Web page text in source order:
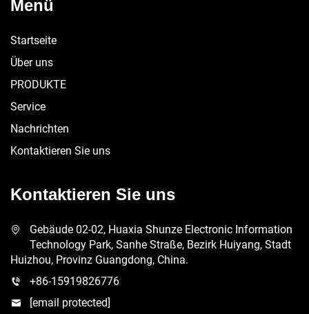
Menü
Startseite
Über uns
PRODUKTE
Service
Nachrichten
Kontaktieren Sie uns
Kontaktieren Sie uns
Gebäude 02-02, Huaxia Shunze Electronic Information
Technology Park, Sanhe Straße, Bezirk Huiyang, Stadt
Huizhou, Provinz Guangdong, China.
+86-15919826776
[email protected]